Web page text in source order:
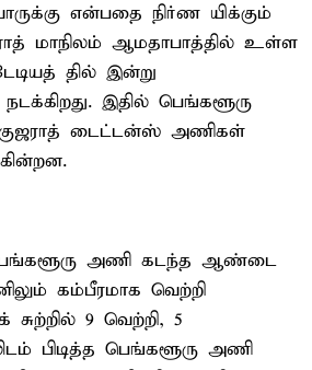
என்பதை நிர்ண யிக்கும்
மாநிலம் ஆமதாபாத்தில் உள்ள
தில் இன்று
இதில் பெங்களூரு
டைட்டன்ஸ் அணிகள்
அணி கடந்த ஆண்டை
கம்பீரமாக வெற்றி
சுற்றில் 9 வெற்றி, 5
பிடித்த பெங்களூரு அணி